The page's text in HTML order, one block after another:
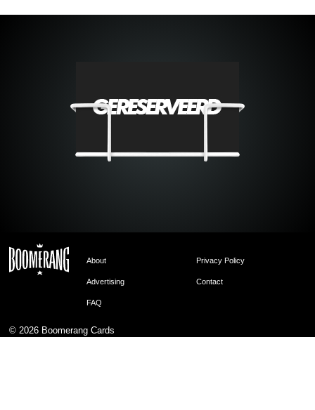
About Privacy Policy
Advertising Contact
FAQ
© 2026 Boomerang Cards